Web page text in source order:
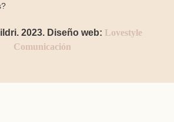
2023. Diseño web: Lovestyle
Comunicación